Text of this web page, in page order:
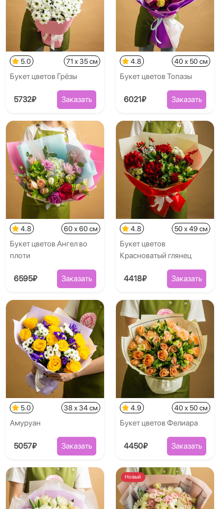
5.0 71 x 35 см
Букет цветов Грёзы
5732₽ Заказать
4.8 40 x 50 см
Букет цветов Топазы
6021₽ Заказать
4.8 60 x 60 см
Букет цветов Ангел во
плоти
6595₽ Заказать
4.8 50 x 49 см
Букет цветов
Красноватый глянец
4418₽ Заказать
5.0 38 x 34 см
Амуруан
5057₽ Заказать
4.9 40 x 50 см
Букет цветов Фелиара
4450₽ Заказать
Новый